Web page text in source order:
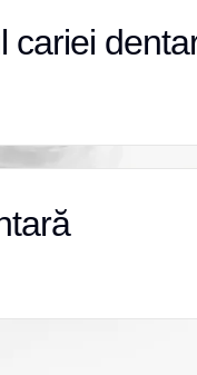
cariei
cariei